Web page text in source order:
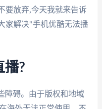
要放弃,今天我就来告诉
家解决"手机优酷无法播
播?
障碍。由于版权和地域